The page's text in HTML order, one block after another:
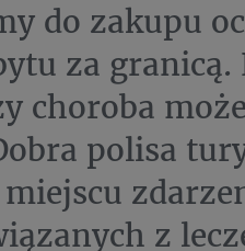
do zakupu
za
choroba
polisa
z